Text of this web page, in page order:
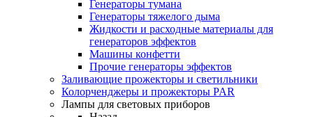
Генераторы тумана
Генераторы тяжелого дыма
Жидкости и расходные материалы для
генераторов эффектов
Машины конфетти
Прочие генераторы эффектов
Заливающие прожекторы и светильники
Колорченджеры и прожекторы PAR
Лампы для световых приборов